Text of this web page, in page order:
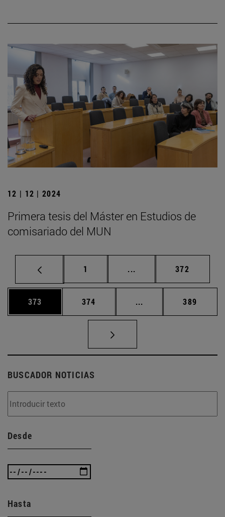
12 | 12 | 2024
Primera tesis del Máster en Estudios de
comisariado del MUN
Página
1 ... Páginas intermedias
Página
372
Página
373 Página
374 ... Páginas intermedias
Página
389
BUSCADOR NOTICIAS
Desde
Hasta